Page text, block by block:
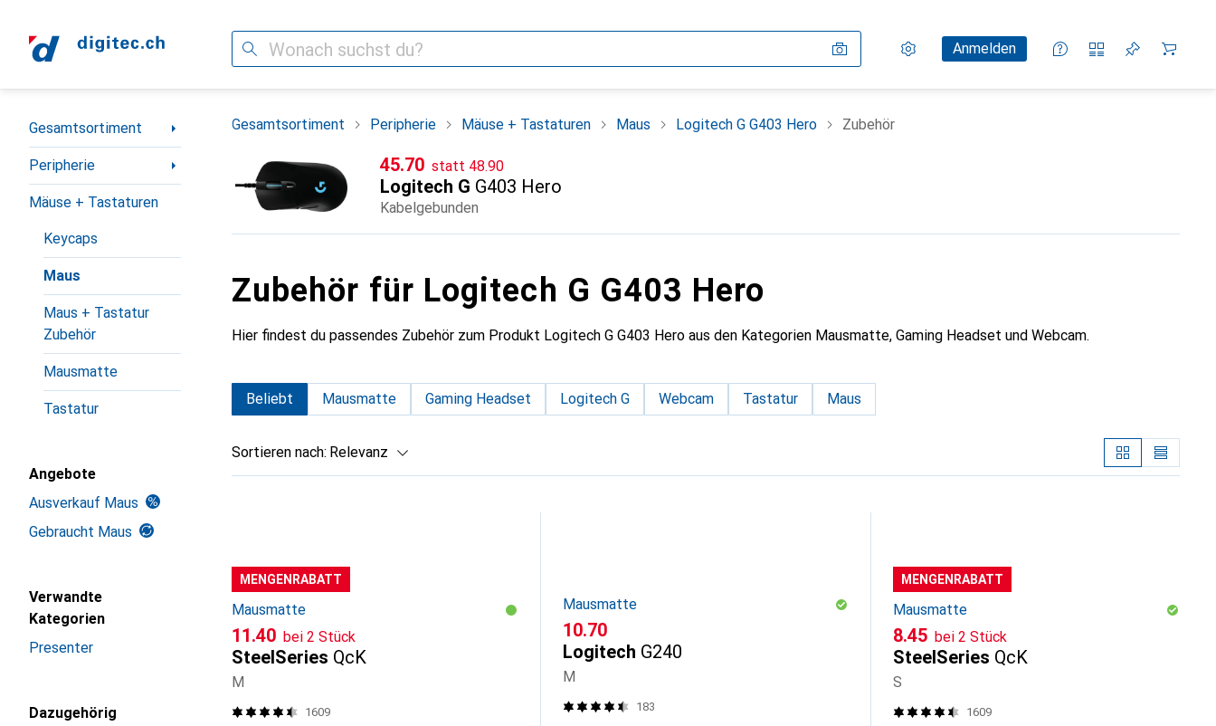
Suche Einstellungen
KundenkontoAnmelden
Vergleichslisten
Merklisten
Warenkorb
Navigation nach Kategorien
Gesamtsortiment
Peripherie
Mäuse + Tastaturen
Keycaps
Maus
Maus + Tastatur
Zubehör
Mausmatte
Tastatur
Angebote
Ausverkauf Maus
Gebraucht Maus
Verwandte
Kategorien
Presenter
Dazugehörig
Gesamtsortiment Peripherie Mäuse + Tastaturen Maus Logitech G G403 Hero Zubehör
CHF
45.70 statt CHF
48.90
Logitech G G403 Hero
Kabelgebunden
Zubehör für Logitech G G403 Hero
Hier findest du passendes Zubehör zum Produkt Logitech G G403 Hero aus den Kategorien Mausmatte, Gaming Headset und Webcam.
Beliebt Mausmatte Gaming Headset Logitech G Webcam Tastatur Maus
Sortieren nach: Relevanz
MENGENRABATT
Mausmatte
CHF
11.40 bei 2 Stück
SteelSeries QcK
M
1609
Mausmatte
CHF
10.70
Logitech G240
M
183
MENGENRABATT
Mausmatte
CHF
8.45 bei 2 Stück
SteelSeries QcK
S
1609